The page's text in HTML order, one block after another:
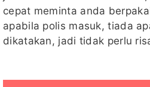
cepat meminta anda
apabila polis masuk, tiada
dikatakan, jadi tidak perlu